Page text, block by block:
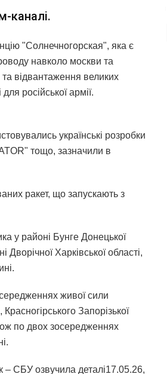
каналі.
"Солнечногорская", яка є
навколо москви та
відвантаження великих
російської армії.
українські розробки
тощо, зазначили в
ракет, що запускають з
у районі Бунге Донецької
Харківської області,
живої сили
Запорізької
по двох зосередженнях
СБУ озвучила деталі17.05.26,